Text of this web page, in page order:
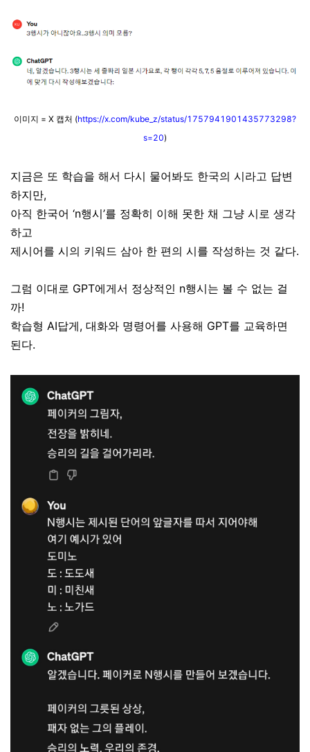
이미지 = X 캡처 (https://x.com/kube_z/status/1757941901435773298?
s=20)
지금은 또 학습을 해서 다시 물어봐도 한국의 시라고 답변
하지만,
아직 한국어 ‘n행시’를 정확히 이해 못한 채 그냥 시로 생각
하고
제시어를 시의 키워드 삼아 한 편의 시를 작성하는 것 같다.
그럼 이대로 GPT에게서 정상적인 n행시는 볼 수 없는 걸
까!
학습형 AI답게, 대화와 명령어를 사용해 GPT를 교육하면
된다.